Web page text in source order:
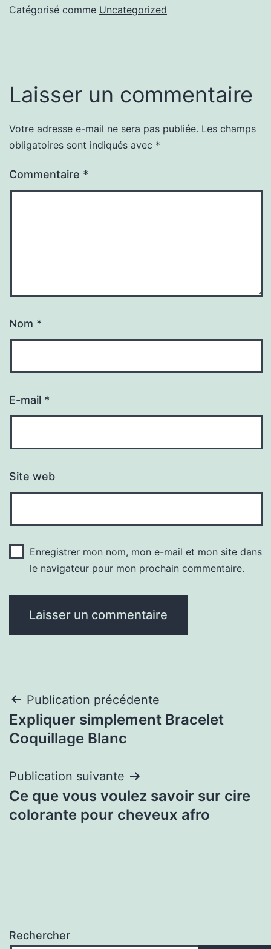
Catégorisé comme Uncategorized
Laisser un commentaire
Votre adresse e-mail ne sera pas publiée. Les champs
obligatoires sont indiqués avec *
Commentaire *
Nom *
E-mail *
Site web
Enregistrer mon nom, mon e-mail et mon site dans
le navigateur pour mon prochain commentaire.
Navigation
de
Publication précédente
Expliquer simplement Bracelet
Coquillage Blanc
Publication suivante
Ce que vous voulez savoir sur cire
colorante pour cheveux afro
Rechercher